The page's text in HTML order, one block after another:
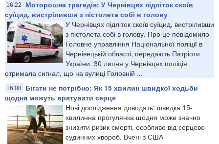
16:22
Моторошна трагедія: У Чернівцях підліток скоїв
суїцид, вистріливши з пістолета собі в голову
У Чернівцях підліток скоїв суїцид, вистріливши
з пістолета собі в голову. Про це повідомило
Головне управління Національної поліції в
Чернівецькій області, передають Патріоти
України. 30 липня у Чернівцях поліція
отримала сигнал, що на вулиці Головній ...
16:08
Бігати не потрібно: Як 15 хвилин швидкої ходьби
щодня можуть врятувати серце
Нові дослідження доводять: швидка 15-
хвилинна прогулянка щодня може значно
знизити ризик смерті, особливо від серцево-
судинних хвороб. Вчені з США